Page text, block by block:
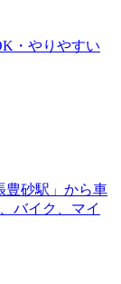
・やりやすい
豊砂駅」から車
バイク、マイ